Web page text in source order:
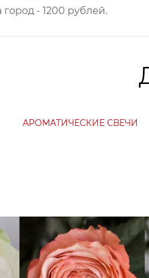
город - 1200 рублей.
АРОМАТИЧЕСКИЕ СВЕЧИ